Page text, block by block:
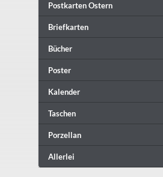
Postkarten Ostern
Briefkarten
Bücher
Poster
Kalender
Taschen
Porzellan
Allerlei